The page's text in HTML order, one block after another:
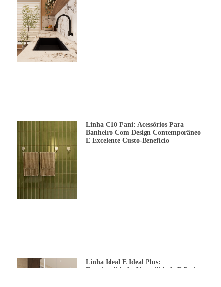
Linha C10 Fani: Acessórios Para
Banheiro Com Design Contemporâneo
E Excelente Custo-Benefício
Linha Ideal E Ideal Plus:
Funcionalidade, Versatilidade E Design